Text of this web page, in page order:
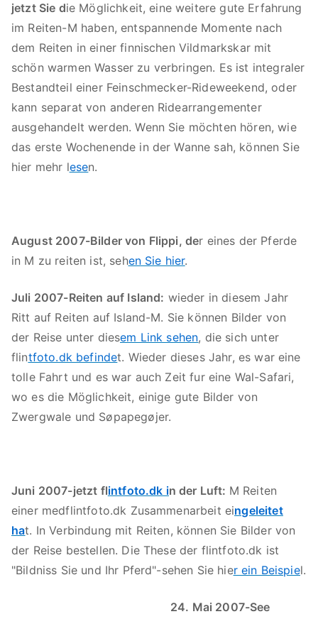
jetzt Sie die Möglichkeit, eine weitere gute Erfahrung
im Reiten-M haben, entspannende Momente nach
dem Reiten in einer finnischen Vildmarkskar mit
schön warmen Wasser zu verbringen. Es ist integraler
Bestandteil einer Feinschmecker-Rideweekend, oder
kann separat von anderen Ridearrangementer
ausgehandelt werden. Wenn Sie möchten hören, wie
das erste Wochenende in der Wanne sah, können Sie
hier mehr lesen.
August 2007-Bilder von Flippi, der eines der Pferde
in M zu reiten ist, sehen Sie hier.
Juli 2007-Reiten auf Island: wieder in diesem Jahr
Ritt auf Reiten auf Island-M. Sie können Bilder von
der Reise unter diesem Link sehen, die sich unter
flintfoto.dk befindet. Wieder dieses Jahr, es war eine
tolle Fahrt und es war auch Zeit fur eine Wal-Safari,
wo es die Möglichkeit, einige gute Bilder von
Zwergwale und Søpapegøjer.
Juni 2007-jetzt flintfoto.dk in der Luft: M Reiten
einer medflintfoto.dk Zusammenarbeit eingeleitet
hat. In Verbindung mit Reiten, können Sie Bilder von
der Reise bestellen. Die These der flintfoto.dk ist
"Bildniss Sie und Ihr Pferd"-sehen Sie hier ein Beispiel.
24. Mai 2007-See